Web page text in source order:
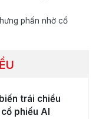
phấn nhờ cổ
trái chiều
phiếu AI